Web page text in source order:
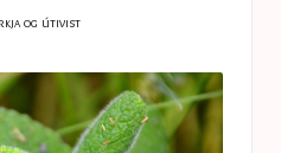
og útivist